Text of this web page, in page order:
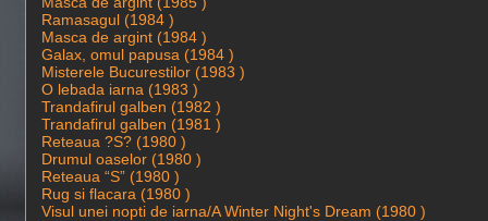
Ramasagul (1984 )
Masca de argint (1984 )
Galax, omul papusa (1984 )
Misterele Bucurestilor (1983 )
O lebada iarna (1983 )
Trandafirul galben (1982 )
Trandafirul galben (1981 )
Reteaua ?S? (1980 )
Drumul oaselor (1980 )
Reteaua “S” (1980 )
Rug si flacara (1980 )
Visul unei nopti de iarna/A Winter Night's Dream (1980 )